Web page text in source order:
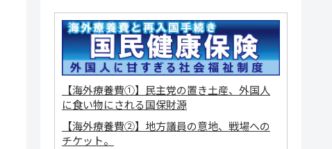
【海外療養費①】民主党の置き土産、外国人
に食い物にされる国保財源
【海外療養費②】地方議員の意地、戦場への
チケット。